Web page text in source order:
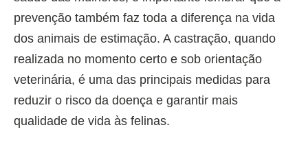
prevenção também faz toda a diferença na vida
dos animais de estimação. A castração, quando
realizada no momento certo e sob orientação
veterinária, é uma das principais medidas para
reduzir o risco da doença e garantir mais
qualidade de vida às felinas.